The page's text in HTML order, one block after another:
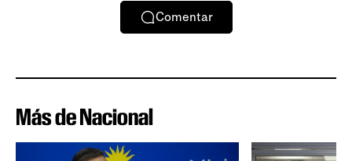
Comentar
Más de Nacional